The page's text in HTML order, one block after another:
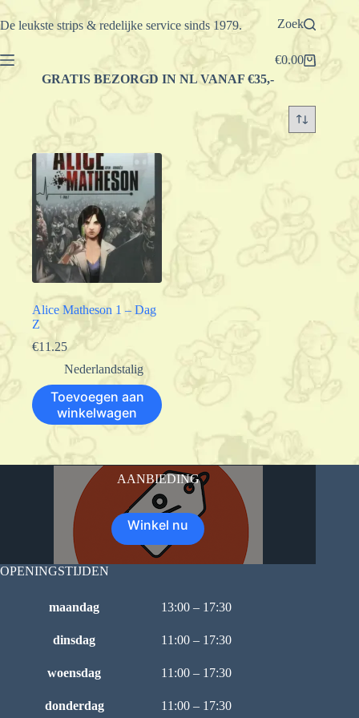
Ga
naar
De leukste strips & redelijke service sinds 1979. Zoek
Winkelwagen
€0.00
GRATIS BEZORGD IN NL VANAF €35,-
Alice Matheson 1 – Dag
Z
€11.25
Nederlandstalig
Toevoegen aan
winkelwagen
AANBIEDING
Winkel nu
OPENINGSTIJDEN
maandag 13:00 – 17:30
dinsdag 11:00 – 17:30
woensdag 11:00 – 17:30
donderdag 11:00 – 17:30